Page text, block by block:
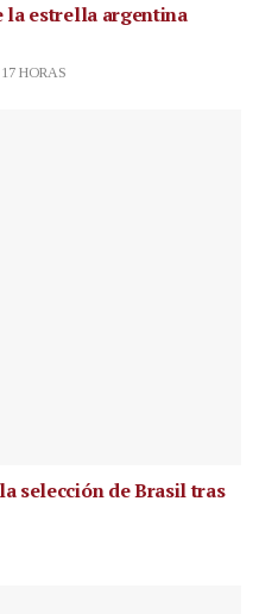
la estrella argentina
HORAS
selección de Brasil tras